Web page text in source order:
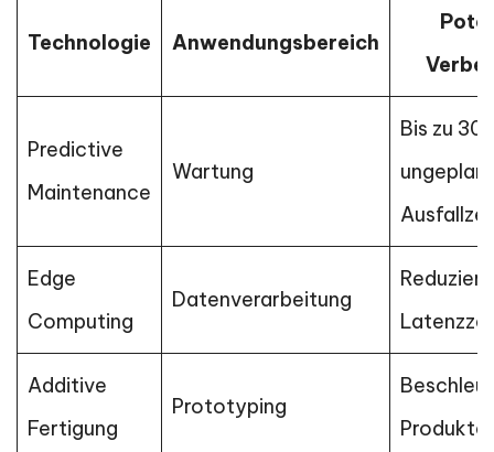
Technologie Anwendungsbereich
Predictive
Maintenance
Wartung
Bis zu
Edge
Computing
Datenverarbeitung
Additive
Fertigung
Prototyping